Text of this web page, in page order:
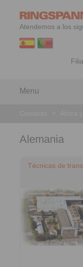
Atendemos a los
Menu
Alemania
Técnicas de